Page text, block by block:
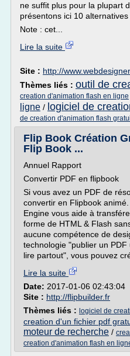
ne suffit plus pour la plupart
présentons ici 10 alternatives
Note : cet...
Lire la suite
Site : http://
Thèmes liés : outil de
creation d'animation flash en ligne
ligne / logiciel de
de creation d'animation flash
Flip Book Création
Flip Book ...
Annuel Rapport
Convertir PDF en flipbook
Si vous avez un PDF de
convertir en Flipbook
Engine vous aide à
forme de HTML & Flash
aucune compétence de
technologie "publier un
lire partout", vous pouvez
Lire la suite
Date: 2017-01-06 02:43:04
Site : http://flipbuilder.fr
Thèmes liés : logiciel de
creation d'un fichier pdf
moteur de recherche /
creation d'animation flash en